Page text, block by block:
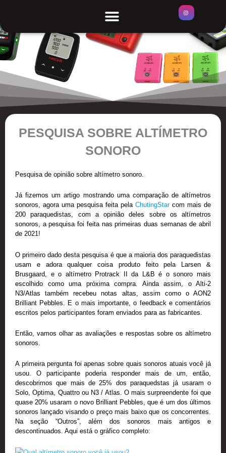
o
conteúdo
Menu
PESQUISA SOBRE ALTÍMETRO
SONORO
Pesquisa de opinião sobre altímetro sonoro.
Já fizemos um artigo mostrando uma comparação de altímetros
sonoros, agora uma pesquisa feita pela ChutingStar com mais de
200 paraquedistas, com a opinião deles sobre os altímetros
sonoros, a pesquisa foi feita nas primeiras duas semanas de abril
de 2021!
O primeiro dado desta pesquisa é que a maioria dos paraquedistas
usam e adora qualquer coisa produto feito pela Larsen &
Brusgaard, e o altímetro Protrack II da L&B é o sonoro mais
escolhido como uma próxima compra. Ainda assim, o Alti-2
N3/Atlas também recebeu notas altas, assim como o AON2
Brilliant Pebbles. E o mais importante, o feedback e comentários
escritos pelos participantes foram enviados para as fabricantes.
Então, vamos olhar as avaliações e respostas sobre os altímetro
sonoros.
A primeira pergunta foi apenas sobre quais sonoros atuais você já
usou. O participante poderia responder mais de um, então,
descobrimos que mais de 25% dos paraquedstas já usaram o
Solo, Optima, Quattro ou N3 / Atlas. O mais surpreendente foi que
quase 20% usaram o novo Brilliant Pebbles, que é um dos últimos
sonoros lançado visando o preço mais baixo que os concorrentes.
Na seção “Outros”, além dos sonoros mais antigos e
descontinuados. Aqui está o gráfico completo: